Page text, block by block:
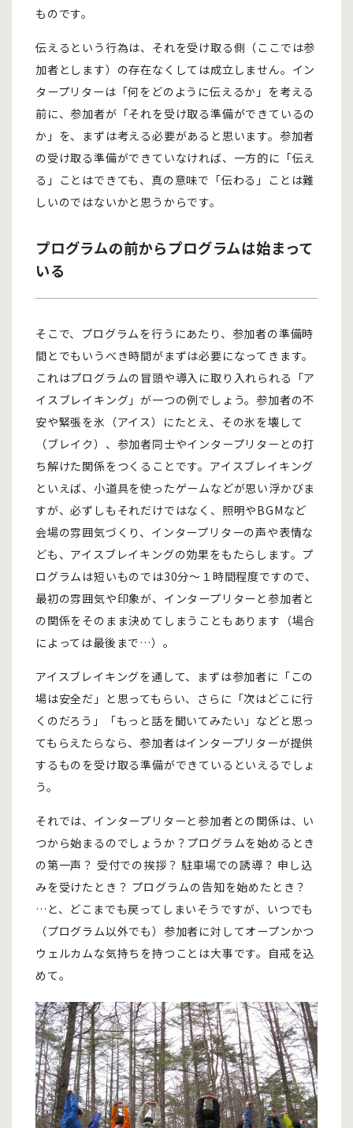
ものです。
伝えるという行為は、それを受け取る側（ここでは参
加者とします）の存在なくしては成立しません。イン
タープリターは「何をどのように伝えるか」を考える
前に、参加者が「それを受け取る準備ができているの
か」を、まずは考える必要があると思います。参加者
の受け取る準備ができていなければ、一方的に「伝え
る」ことはできても、真の意味で「伝わる」ことは難
しいのではないかと思うからです。
プログラムの前からプログラムは始まって
いる
そこで、プログラムを行うにあたり、参加者の準備時
間とでもいうべき時間がまずは必要になってきます。
これはプログラムの冒頭や導入に取り入れられる「ア
イスブレイキング」が一つの例でしょう。参加者の不
安や緊張を氷（アイス）にたとえ、その氷を壊して
（ブレイク）、参加者同士やインタープリターとの打
ち解けた関係をつくることです。アイスブレイキング
といえば、小道具を使ったゲームなどが思い浮かびま
すが、必ずしもそれだけではなく、照明やBGMなど
会場の雰囲気づくり、インタープリターの声や表情な
ども、アイスブレイキングの効果をもたらします。プ
ログラムは短いものでは30分～１時間程度ですので、
最初の雰囲気や印象が、インタープリターと参加者と
の関係をそのまま決めてしまうこともあります（場合
によっては最後まで…）。
アイスブレイキングを通して、まずは参加者に「この
場は安全だ」と思ってもらい、さらに「次はどこに行
くのだろう」「もっと話を聞いてみたい」などと思っ
てもらえたらなら、参加者はインタープリターが提供
するものを受け取る準備ができているといえるでしょ
う。
それでは、インタープリターと参加者との関係は、い
つから始まるのでしょうか？プログラムを始めるとき
の第一声？ 受付での挨拶？ 駐車場での誘導？ 申し込
みを受けたとき？ プログラムの告知を始めたとき？
…と、どこまでも戻ってしまいそうですが、いつでも
（プログラム以外でも）参加者に対してオープンかつ
ウェルカムな気持ちを持つことは大事です。自戒を込
めて。